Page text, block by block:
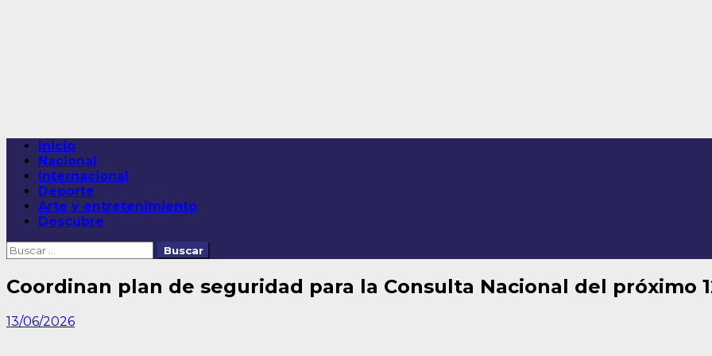
Menú
principal
Inicio
Nacional
Internacional
Deporte
Arte y entretenimiento
Descubre
Buscar:
Coordinan plan de seguridad para la Consulta Nacional del próximo
13/06/2026